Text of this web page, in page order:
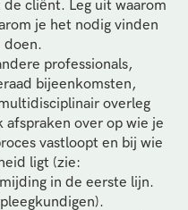
cliënt. Leg uit waarom
je het nodig vinden
doen.
professionals,
bijeenkomsten,
overleg
afspraken over op wie je
vastloopt en bij wie
ligt (zie:
in de eerste lijn.